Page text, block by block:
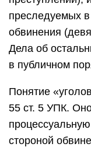
преследуемых в
обвинения
Дела об
в публичном
Понятие
55 ст. 5 УПК.
стороной